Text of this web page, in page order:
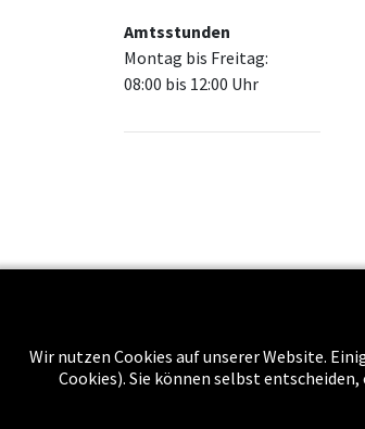
Amtsstunden
Montag bis Freitag:
08:00 bis 12:00 Uhr
Wir nutzen Cookies auf unserer Website.
Cookies). Sie können selbst